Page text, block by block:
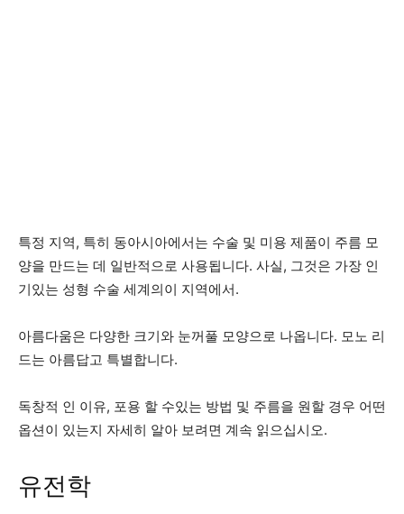
특정 지역, 특히 동아시아에서는 수술 및 미용 제품이 주름 모
양을 만드는 데 일반적으로 사용됩니다. 사실, 그것은 가장 인
기있는 성형 수술 세계의이 지역에서.
아름다움은 다양한 크기와 눈꺼풀 모양으로 나옵니다. 모노 리
드는 아름답고 특별합니다.
독창적 인 이유, 포용 할 수있는 방법 및 주름을 원할 경우 어떤
옵션이 있는지 자세히 알아 보려면 계속 읽으십시오.
유전학